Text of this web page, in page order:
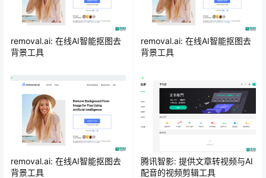
removal.ai: 在线AI智能抠图去
背景工具
removal.ai: 在线AI智能抠图去
背景工具
removal.ai: 在线AI智能抠图去
背景工具
腾讯智影: 提供文章转视频与AI
配音的视频剪辑工具